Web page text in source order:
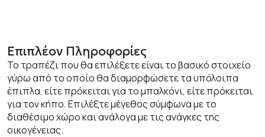
Επιπλέον Πληροφορίες
Το τραπέζι που θα επιλέξετε είναι το βασικό στοιχείο
γύρω από το οποίο θα διαμορφώσετε τα υπόλοιπα
έπιπλα, είτε πρόκειται για το μπαλκόνι, είτε πρόκειται
για τον κήπο. Επιλέξτε μέγεθος σύμφωνα με το
διαθέσιμο χώρο και ανάλογα με τις ανάγκες της
οικογένειας.